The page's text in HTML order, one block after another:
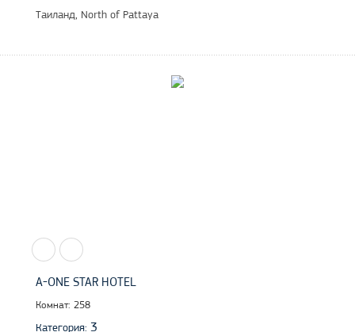
Таиланд, North of Pattaya
A-ONE STAR HOTEL
Комнат: 258
Категория: 3